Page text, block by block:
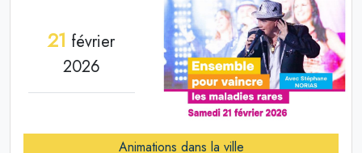
21 février
2026
Animations dans la ville